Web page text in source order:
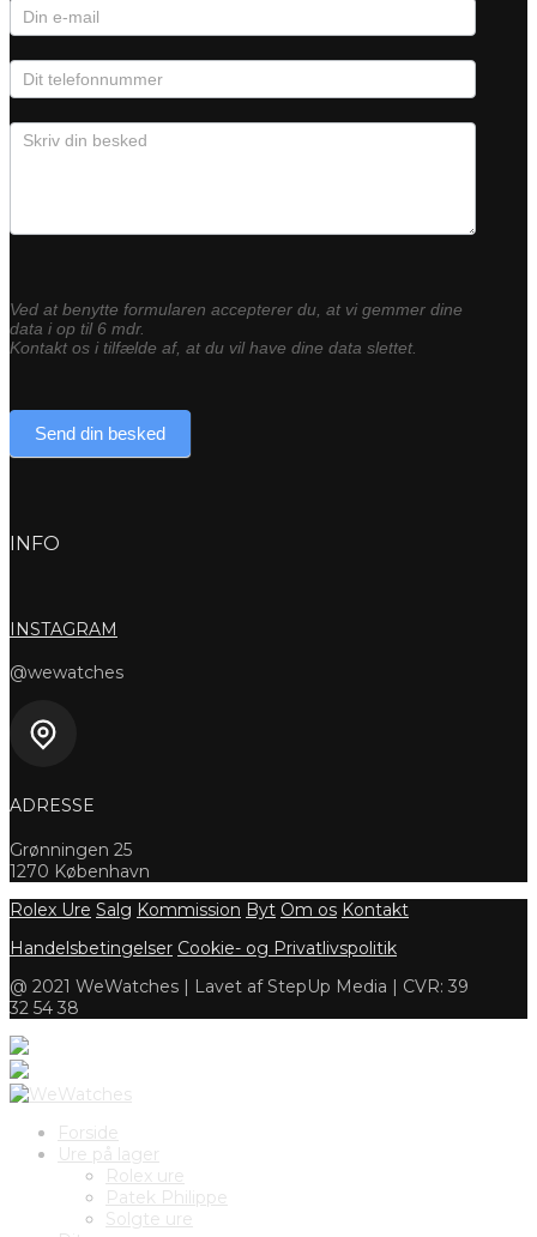
Ved at benytte formularen accepterer du, at vi gemmer dine
data i op til 6 mdr.
Kontakt os i tilfælde af, at du vil have dine data slettet.
Send din besked
INFO
INSTAGRAM
@wewatches
ADRESSE
Grønningen 25
1270 København
Rolex Ure Salg Kommission Byt Om os Kontakt
Handelsbetingelser Cookie- og Privatlivspolitik
@ 2021 WeWatches | Lavet af StepUp Media | CVR: 39
32 54 38
Forside
Ure på lager
Rolex ure
Patek Philippe
Solgte ure